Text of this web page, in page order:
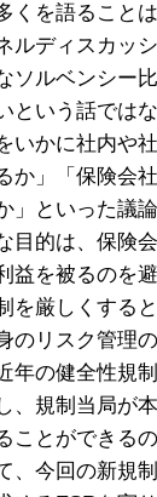
くを語ること
ルディスカッ
ソルベンシー
という話では
いかに社内や
か」「保険会
」といった議
目的は、保険
益を被るのを
を厳しくする
のリスク管理
年の健全性規
、規制当局が
ことができる
、今回の新規